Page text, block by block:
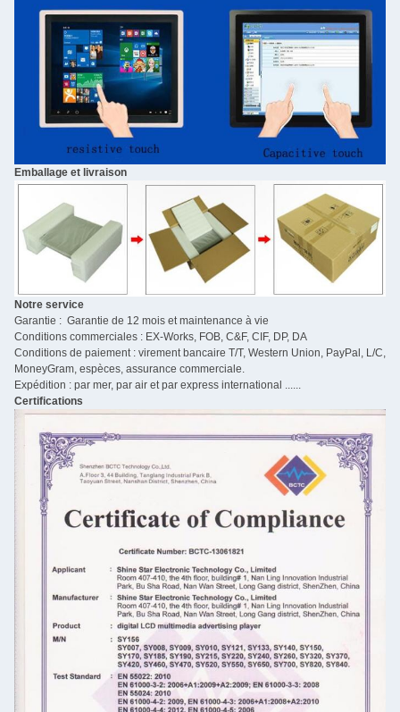
Emballage et livraison
Notre service
Garantie : Garantie de 12 mois et maintenance à vie
Conditions commerciales : EX-Works, FOB, C&F, CIF, DP, DA
Conditions de paiement : virement bancaire T/T, Western Union, PayPal, L/C,
MoneyGram, espèces, assurance commerciale.
Expédition : par mer, par air et par express international ......
Certifications